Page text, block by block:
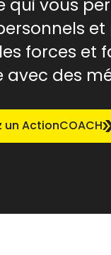
qui vous
forces et
avec des
ActionCOACH